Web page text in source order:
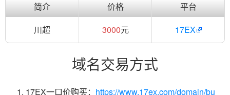
简介 价格
平台
川超
3000元 17EX
域名交易方式
17EX一口价购买： https://www.17ex.com/domain/bu